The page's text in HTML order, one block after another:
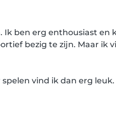
Ik ben erg enthousiast en
bezig te zijn. Maar ik
vind ik dan erg leuk.